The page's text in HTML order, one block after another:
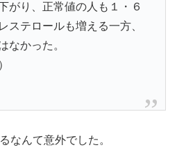
がり、正常値の人も１・６
ステロールも増える一方、
なかった。
）
なんて意外でした。